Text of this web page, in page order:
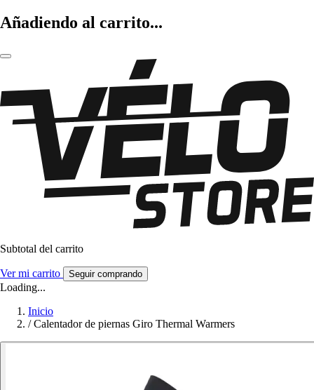
Añadiendo al carrito...
Subtotal del carrito
Ver mi carrito Seguir comprando
Loading...
Inicio
/ Calentador de piernas Giro Thermal Warmers